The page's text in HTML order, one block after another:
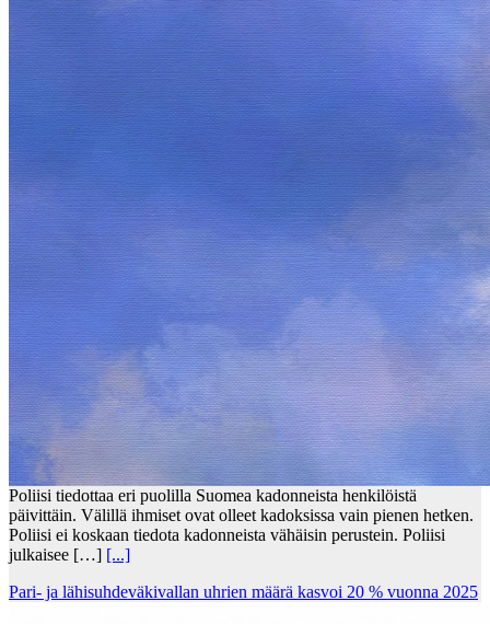
Poliisi tiedottaa eri puolilla Suomea kadonneista henkilöistä
päivittäin. Välillä ihmiset ovat olleet kadoksissa vain pienen hetken.
Poliisi ei koskaan tiedota kadonneista vähäisin perustein. Poliisi
julkaisee […] [...]
Pari- ja lähisuhdeväkivallan uhrien määrä kasvoi 20 % vuonna 2025